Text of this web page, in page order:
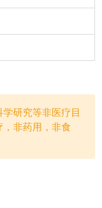
研究等非医疗目
非药用，非食